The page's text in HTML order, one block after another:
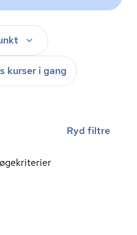
kurser i gang
Ryd filtre